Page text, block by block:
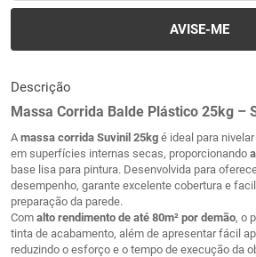
Descrição
Massa Corrida Balde Plástico 25kg –
A massa corrida Suvinil 25kg é ideal para
em superfícies internas secas, proporcionando
base lisa para pintura. Desenvolvida para
desempenho, garante excelente cobertura e
preparação da parede.
Com alto rendimento de até 80m² por demão, o
tinta de acabamento, além de apresentar fácil
reduzindo o esforço e o tempo de execução da